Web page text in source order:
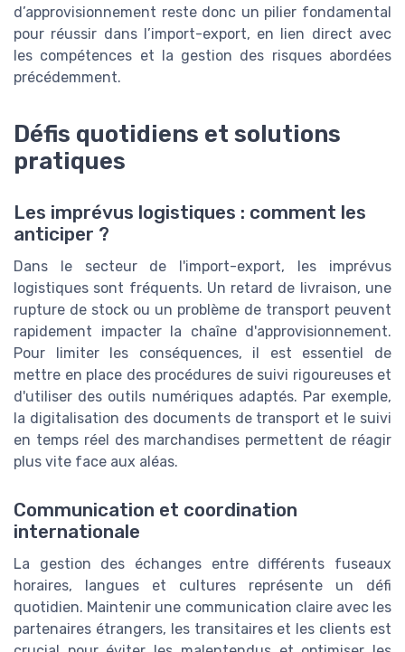
d’approvisionnement reste donc un pilier fondamental
pour réussir dans l’import-export, en lien direct avec
les compétences et la gestion des risques abordées
précédemment.
Défis quotidiens et solutions
pratiques
Les imprévus logistiques : comment les
anticiper ?
Dans le secteur de l'import-export, les imprévus
logistiques sont fréquents. Un retard de livraison, une
rupture de stock ou un problème de transport peuvent
rapidement impacter la chaîne d'approvisionnement.
Pour limiter les conséquences, il est essentiel de
mettre en place des procédures de suivi rigoureuses et
d'utiliser des outils numériques adaptés. Par exemple,
la digitalisation des documents de transport et le suivi
en temps réel des marchandises permettent de réagir
plus vite face aux aléas.
Communication et coordination
internationale
La gestion des échanges entre différents fuseaux
horaires, langues et cultures représente un défi
quotidien. Maintenir une communication claire avec les
partenaires étrangers, les transitaires et les clients est